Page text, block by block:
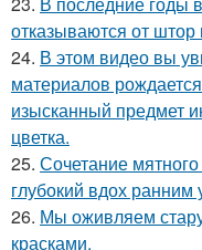
отказываются от штор
24. В этом видео вы
материалов
изысканный предмет
цветка.
25. Сочетание мятного
глубокий вдох ранним
26. Мы оживляем
красками.